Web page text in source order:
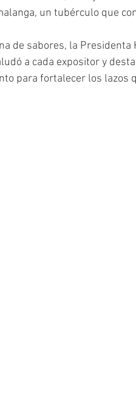
un tubérculo que
de sabores, la Presidenta
a cada expositor y
para fortalecer los lazos